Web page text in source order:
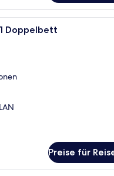
Doppelbett
Preise für